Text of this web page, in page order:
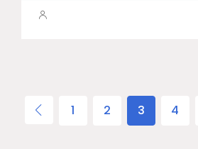
1 2 3 4